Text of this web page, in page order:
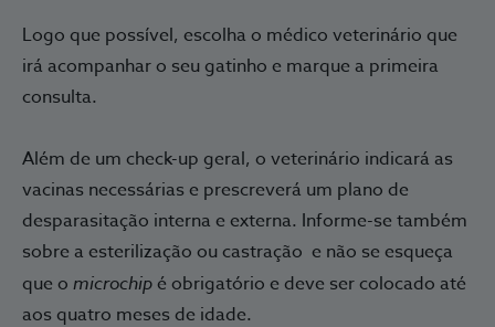
Logo que possível, escolha o médico veterinário que
irá acompanhar o seu gatinho e marque a primeira
consulta.
Além de um check-up geral, o veterinário indicará as
vacinas necessárias e prescreverá um plano de
desparasitação interna e externa. Informe-se também
sobre a esterilização ou castração e não se esqueça
que o microchip é obrigatório e deve ser colocado até
aos quatro meses de idade.